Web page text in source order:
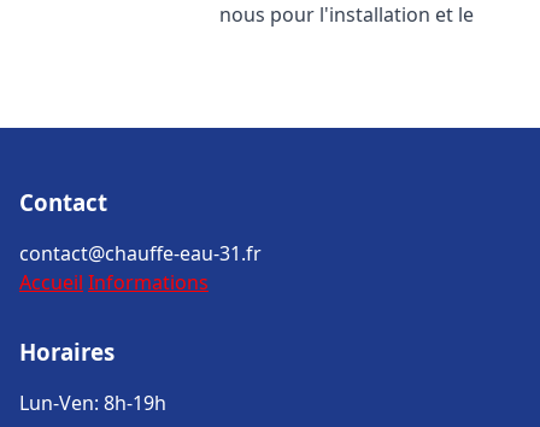
nous pour l'installation et le
Contact
contact@chauffe-eau-31.fr
Accueil Informations
Horaires
Lun-Ven: 8h-19h